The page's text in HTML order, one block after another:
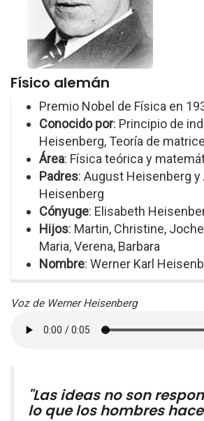
Físico alemán
Premio Nobel de Física en
Conocido por: Principio de
Heisenberg, Teoría de
Área: Física teórica y
Padres: August Heisenberg y
Heisenberg
Cónyuge: Elisabeth
Hijos: Martin, Christine,
Maria, Verena, Barbara
Nombre: Werner Karl
Voz de Werner Heisenberg
"Las ideas no son
lo que los hombres